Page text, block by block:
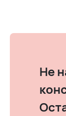
Не